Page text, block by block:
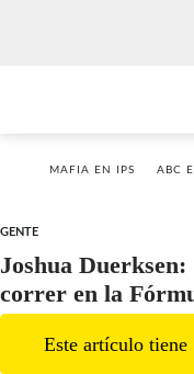
MAFIA EN IPS ABC
GENTE
Joshua
correr en la
Este artículo tiene